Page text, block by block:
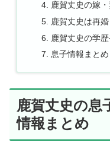
鹿賀丈史の嫁
鹿賀丈史は再
鹿賀丈史の学
息子情報まとめ
鹿賀丈史の息
情報まとめ